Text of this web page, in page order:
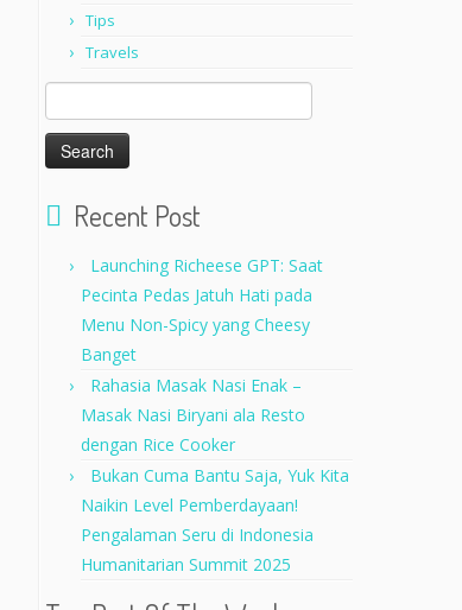
Tips
Travels
for:
Recent Post
Launching Richeese GPT: Saat
Pecinta Pedas Jatuh Hati pada
Menu Non-Spicy yang Cheesy
Banget
Rahasia Masak Nasi Enak –
Masak Nasi Biryani ala Resto
dengan Rice Cooker
Bukan Cuma Bantu Saja, Yuk Kita
Naikin Level Pemberdayaan!
Pengalaman Seru di Indonesia
Humanitarian Summit 2025